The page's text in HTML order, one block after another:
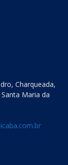
Charqueada,
Maria da